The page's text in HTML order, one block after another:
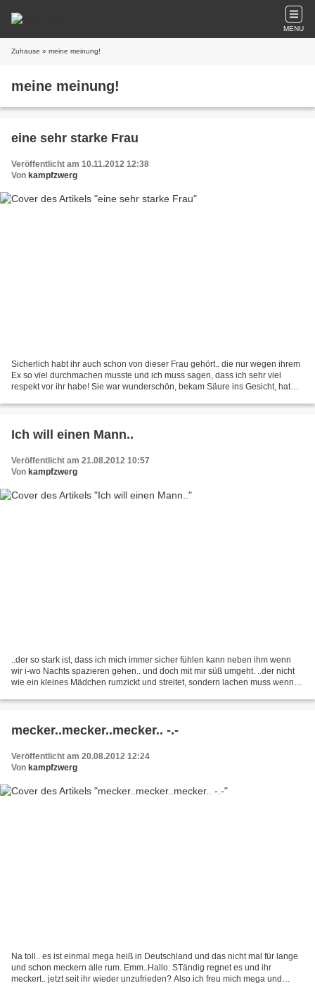
MENU
Zuhause » meine meinung!
meine meinung!
eine sehr starke Frau
Veröffentlicht am 10.11.2012 12:38
Von kampfzwerg
Sicherlich habt ihr auch schon von dieser Frau gehört.. die nur wegen ihrem
Ex so viel durchmachen musste und ich muss sagen, dass ich sehr viel
respekt vor ihr habe! Sie war wunderschön, bekam Säure ins Gesicht, hat
Ich will einen Mann..
Veröffentlicht am 21.08.2012 10:57
Von kampfzwerg
..der so stark ist, dass ich mich immer sicher fühlen kann neben ihm wenn
wir i-wo Nachts spazieren gehen.. und doch mit mir süß umgeht. ..der nicht
wie ein kleines Mädchen rumzickt und streitet, sondern lachen muss wenn
mecker..mecker..mecker.. -.-
Veröffentlicht am 20.08.2012 12:24
Von kampfzwerg
Na toll.. es ist einmal mega heiß in Deutschland und das nicht mal für lange
und schon meckern alle rum. Emm..Hallo. STändig regnet es und ihr
meckert.. jetzt seit ihr wieder unzufrieden? Also ich freu mich mega und